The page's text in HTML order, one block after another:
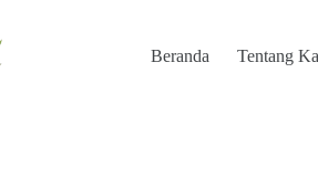
Beranda Tentang